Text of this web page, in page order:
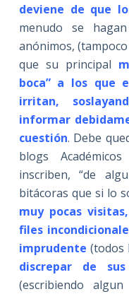
deviene de que
menudo se
anónimos,
que su principal
boca” a los que
irritan,
informar
cuestión. Debe
blogs
inscriben, “de
bitácoras que si lo
muy pocas
files
imprudente (todos
discrepar de
(escribiendo